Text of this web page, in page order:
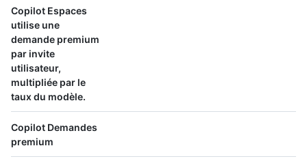
Copilot Espaces
utilise une
demande premium
par invite
utilisateur,
multipliée par le
taux du modèle.
Copilot Demandes
premium